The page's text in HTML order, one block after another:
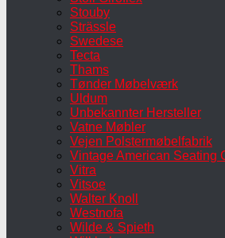
Stouby
Strässle
Swedese
Tecta
Thams
Tønder Møbelværk
Uldum
Unbekannter Hersteller
Vatne Møbler
Vejen Polstermøbelfabrik
Vintage American Seating
Vitra
Vitsoe
Walter Knoll
Westnofa
Wilde & Spieth